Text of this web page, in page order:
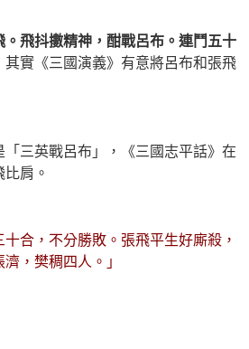
飛抖擻精神，酣戰呂布。連鬥五十
其實《三國演義》有意將呂布和張飛
三英戰呂布」，《三國志平話》在
肩。
合，不分勝敗。張飛平生好廝殺，
，樊稠四人。」